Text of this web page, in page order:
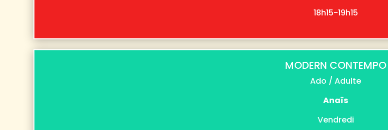
18h15-19h15
MODERN CONTEMPO
Ado / Adulte
Anaïs
Vendredi